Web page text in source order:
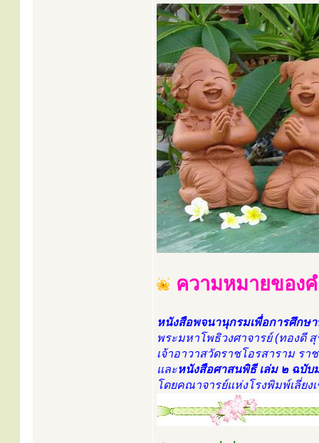
ความหมายของ
หนังสือพจนานุกรมเพื่อการศึกษ
พระมหาโพธิวงศาจารย์ (ทองดี
เจ้าอาวาสวัดราชโอรสาราม รา
และหนังสือศาสนพิธี เล่ม ๒ ฉบับ
โดยคณาจารย์แห่งโรงพิมพ์เลี่ยง